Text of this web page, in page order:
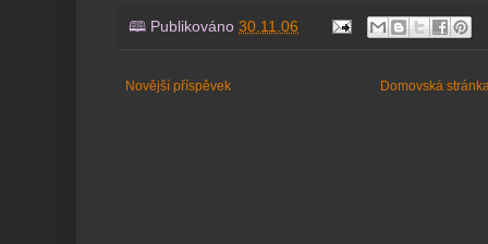
🕮 Publikováno 30.11.06
Novější příspěvek Domovská